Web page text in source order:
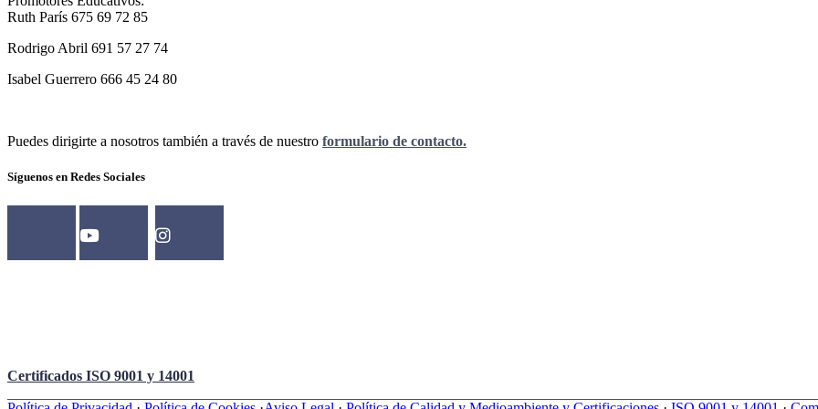
Ruth París 675 69 72 85
Rodrigo Abril 691 57 27 74
Isabel Guerrero 666 45 24 80
Puedes dirigirte a nosotros también a través de nuestro formulario de contacto.
Síguenos en Redes Sociales
Certificados ISO 9001 y 14001